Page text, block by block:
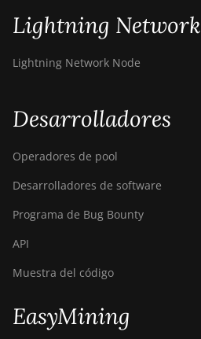
Lightning Network
Lightning Network Node
Desarrolladores
Operadores de pool
Desarrolladores de software
Programa de Bug Bounty
API
Muestra del código
EasyMining